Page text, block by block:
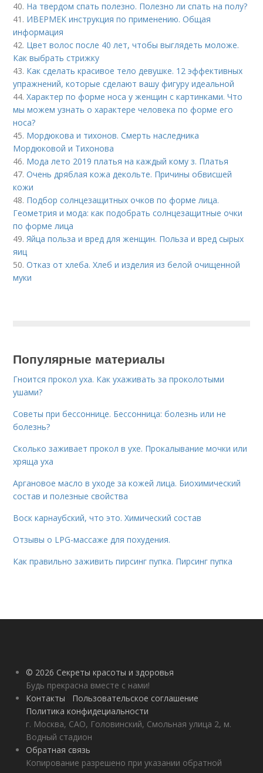
40. На твердом спать полезно. Полезно ли спать на полу?
41. ИВЕРМЕК инструкция по применению. Общая
информация
42. Цвет волос после 40 лет, чтобы выглядеть моложе.
Как выбрать стрижку
43. Как сделать красивое тело девушке. 12 эффективных
упражнений, которые сделают вашу фигуру идеальной
44.Характер по форме носа у женщин с картинками. Что
мы можем узнать о характере человека по форме его
носа?
45. Мордюкова и тихонов. Смерть наследника
Мордюковой и Тихонова
46. Мода лето 2019 платья на каждый кому з. Платья
47.Очень дряблая кожа декольте. Причины обвисшей
кожи
48. Подбор солнцезащитных очков по форме лица.
Геометрия и мода: как подобрать солнцезащитные очки
по форме лица
49.Яйца польза и вред для женщин. Польза и вред сырых
яиц
50.Отказ от хлеба. Хлеб и изделия из белой очищенной
муки
Популярные материалы
Гноится прокол уха. Как ухаживать за проколотыми
ушами?
Советы при бессоннице. Бессонница: болезнь или не
болезнь?
Сколько заживает прокол в ухе. Прокалывание мочки или
хряща уха
Аргановое масло в уходе за кожей лица. Биохимический
состав и полезные свойства
Воск карнаубский, что это. Химический состав
Отзывы о LPG-массаже для похудения.
Как правильно заживить пирсинг пупка. Пирсинг пупка
© 2026 Секреты красоты и здоровья
Будь прекрасна вместе с нами!
Контакты
Пользовательское соглашение
Политика конфидециальности
г. Москва, САО, Головинский, Смольная улица 2, м.
Водный стадион
Обратная связь
Копирование разрешено при указании обратной